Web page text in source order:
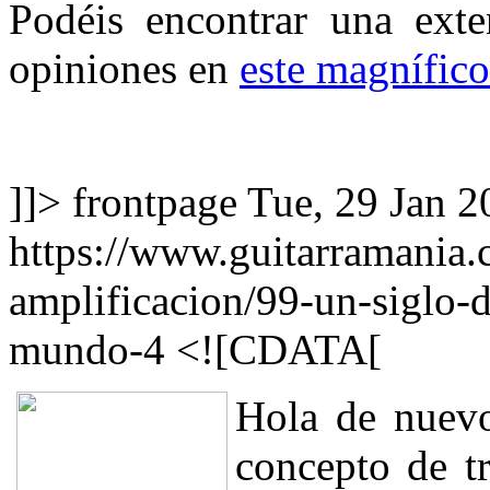
Podéis encontrar una
opiniones en este
]]> frontpage Tue, 29 Jan
https://
amplificacion/99-un-siglo-
mundo-4 <![CDATA[
Hola de
concepto de